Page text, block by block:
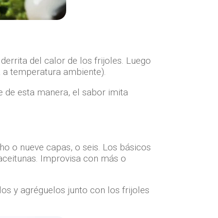
del calor de los frijoles. Luego
temperatura ambiente).
de esta manera, el sabor imita
o nueve capas, o seis. Los básicos
Improvisa con más o
y agréguelos junto con los frijoles